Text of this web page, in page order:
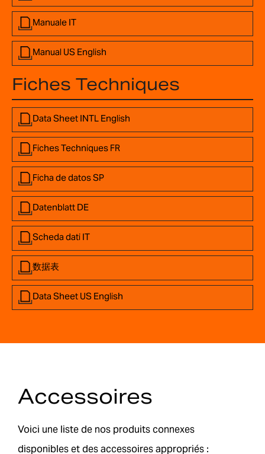
Manuale IT
Manual US English
Fiches Techniques
Data Sheet INTL English
Fiches Techniques FR
Ficha de datos SP
Datenblatt DE
Scheda dati IT
数据表
Data Sheet US English
Accessoires
Voici une liste de nos produits connexes
disponibles et des accessoires appropriés :